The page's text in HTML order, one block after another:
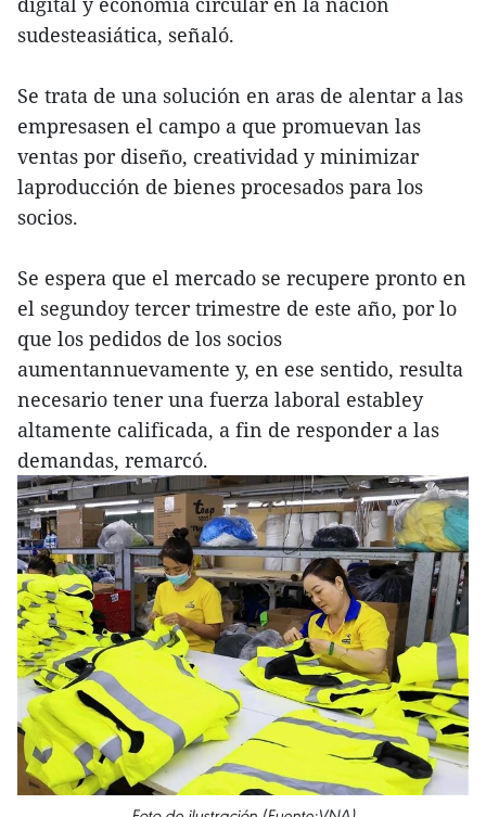
sudesteasiática, señaló.
Se trata de una solución en aras de alentar a las
empresasen el campo a que promuevan las
ventas por diseño, creatividad y minimizar
laproducción de bienes procesados para los
socios.
Se espera que el mercado se recupere pronto en
el segundoy tercer trimestre de este año, por lo
que los pedidos de los socios
aumentannuevamente y, en ese sentido, resulta
necesario tener una fuerza laboral establey
altamente calificada, a fin de responder a las
demandas, remarcó.